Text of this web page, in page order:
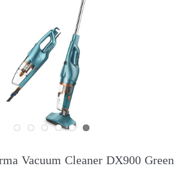
Vacuum Cleaner DX900 Green